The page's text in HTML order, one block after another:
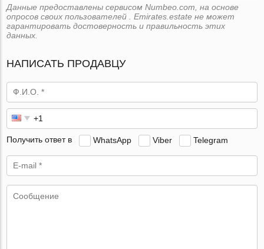
Данные предоставлены сервисом Numbeo.com, на основе
опросов своих пользователей . Emirates.estate не может
гарантировать достоверность и правильность этих
данных.
НАПИСАТЬ ПРОДАВЦУ
Получить ответ в WhatsApp Viber Telegram